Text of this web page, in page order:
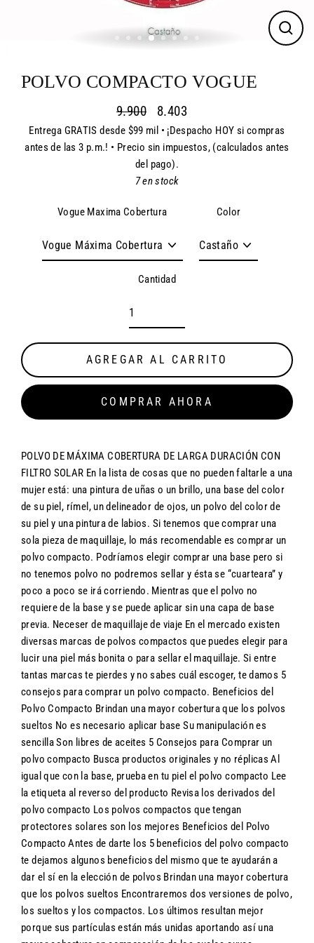
POLVO COMPACTO VOGUE
Precio
habitual
9.900
Precio
de
oferta
8.403
Entrega GRATIS desde $99 mil • ¡Despacho HOY si compras
antes de las 3 p.m.! • Precio sin impuestos, (calculados antes
del pago).
7 en stock
Vogue Maxima Cobertura Color
Cantidad
AGREGAR AL CARRITO
COMPRAR AHORA
POLVO DE MÁXIMA COBERTURA DE LARGA DURACIÓN CON
FILTRO SOLAR En la lista de cosas que no pueden faltarle a una
mujer está: una pintura de uñas o un brillo, una base del color
de su piel, rímel, un delineador de ojos, un polvo del color de
su piel y una pintura de labios. Si tenemos que comprar una
sola pieza de maquillaje, lo más recomendable es comprar un
polvo compacto. Podríamos elegir comprar una base pero si
no tenemos polvo no podremos sellar y ésta se “cuarteara” y
poco a poco se irá corriendo. Mientras que el polvo no
requiere de la base y se puede aplicar sin una capa de base
previa. Neceser de maquillaje de viaje En el mercado existen
diversas marcas de polvos compactos que puedes elegir para
lucir una piel más bonita o para sellar el maquillaje. Si entre
tantas marcas te pierdes y no sabes cuál escoger, te damos 5
consejos para comprar un polvo compacto. Beneficios del
Polvo Compacto Brindan una mayor cobertura que los polvos
sueltos No es necesario aplicar base Su manipulación es
sencilla Son libres de aceites 5 Consejos para Comprar un
polvo compacto Busca productos originales y no réplicas Al
igual que con la base, prueba en tu piel el polvo compacto Lee
la etiqueta al reverso del producto Revisa los derivados del
polvo compacto Los polvos compactos que tengan
protectores solares son los mejores Beneficios del Polvo
Compacto Antes de darte los 5 beneficios del polvo compacto
te dejamos algunos beneficios del mismo que te ayudarán a
dar el sí en la elección de polvos Brindan una mayor cobertura
que los polvos sueltos Encontraremos dos versiones de polvo,
los sueltos y los compactos. Los últimos resultan mejor
porque sus partículas están más unidas aportando así una